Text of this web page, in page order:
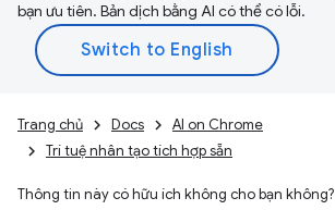
bạn ưu tiên. Bản dịch bằng AI có thể có lỗi.
Trang chủ Docs
AI on Chrome
Trí tuệ nhân tạo tích hợp sẵn
Thông tin này có hữu ích không cho bạn không?